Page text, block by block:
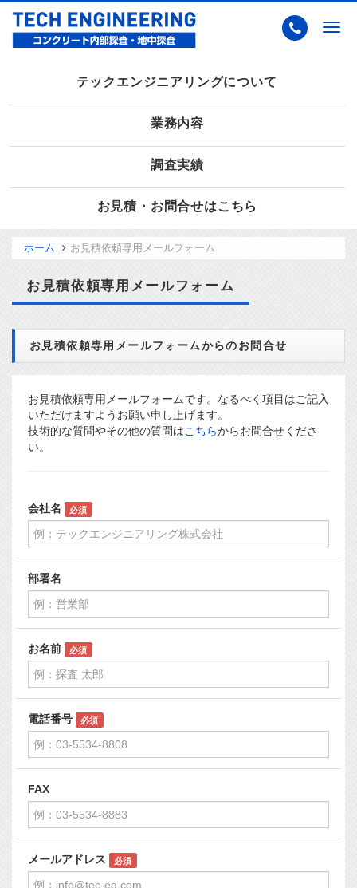
テックエンジニアリングについて
業務内容
調査実績
お見積・お問合せはこちら
ホーム お見積依頼専用メールフォーム
お見積依頼専用メールフォーム
お見積依頼専用メールフォームからのお問合せ
お見積依頼専用メールフォームです。なるべく項目はご記入
いただけますようお願い申し上げます。
技術的な質問やその他の質問はこちらからお問合せくださ
い。
会社名 必須
部署名
お名前 必須
電話番号 必須
FAX
メールアドレス 必須